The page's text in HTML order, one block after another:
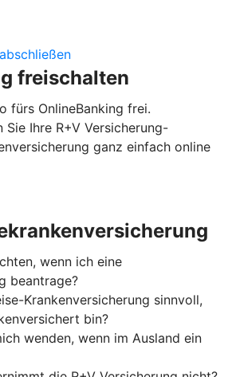
freischalten
fürs OnlineBanking frei.
Sie Ihre R+V Versicherung-
ganz einfach online
wenn ich eine
beantrage?
Krankenversicherung sinnvoll,
bin?
wenden, wenn im Ausland ein